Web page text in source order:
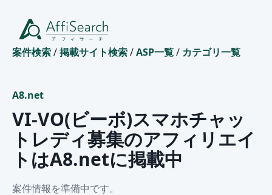
案件検索/掲載サイト検索/ASP一覧/ カテゴリ一覧
A8.net
VI-VO(ビーボ)スマホチャッ
トレディ募集のアフィリエイ
トはA8.netに掲載中
案件情報を準備中です。